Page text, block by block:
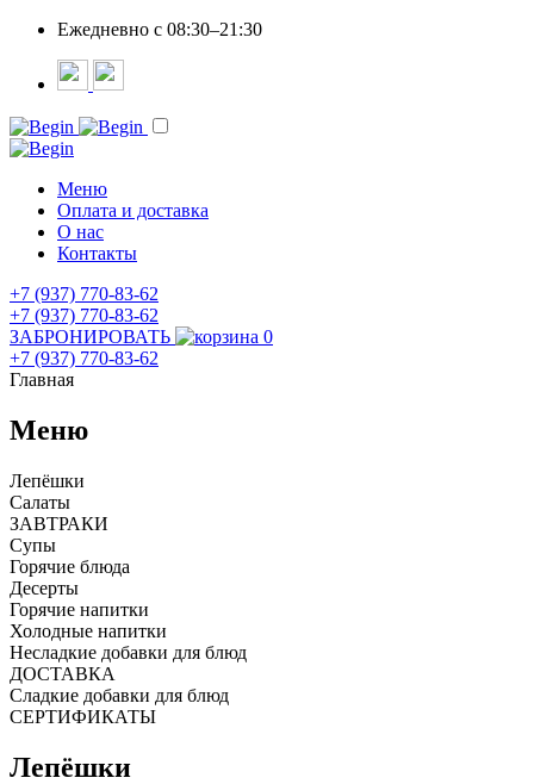
Ежедневно c 08:30–21:30
Меню
Оплата и доставка
О нас
Контакты
+7 (937) 770-83-62
+7 (937) 770-83-62
ЗАБРОНИРОВАТЬ
0
+7 (937) 770-83-62
Главная
Меню
Лепёшки
Салаты
ЗАВТРАКИ
Супы
Горячие блюда
Десерты
Горячие напитки
Холодные напитки
Несладкие добавки для блюд
ДОСТАВКА
Сладкие добавки для блюд
СЕРТИФИКАТЫ
Лепёшки